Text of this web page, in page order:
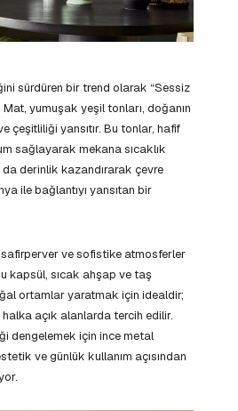
sürdüren bir trend olarak “Sessiz
Mat, yumuşak yeşil tonları, doğanın
çeşitliliği yansıtır. Bu tonlar, hafif
sağlayarak mekana sıcaklık
derinlik kazandırarak çevre
ile bağlantıyı yansıtan bir
ve sofistike atmosferler
kapsül, sıcak ahşap ve taş
ortamlar yaratmak için idealdir;
açık alanlarda tercih edilir.
dengelemek için ince metal
ve günlük kullanım açısından